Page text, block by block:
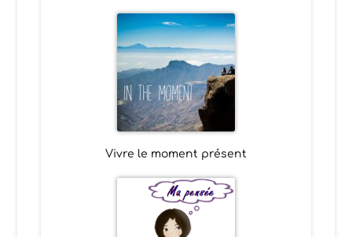
Vivre le moment présent